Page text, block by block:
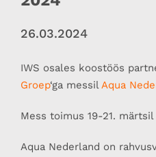
26.03.2024
IWS osales koostöös
Groep‘ga messilAqua
Mess toimus 19-21. märtsil
Aqua Nederland on